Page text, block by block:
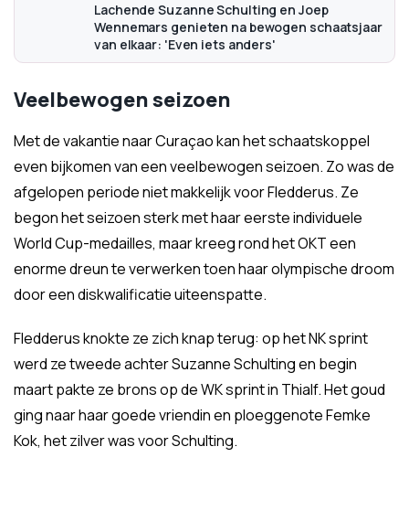
Lachende Suzanne Schulting en Joep
Wennemars genieten na bewogen schaatsjaar
van elkaar: 'Even iets anders'
Veelbewogen seizoen
Met de vakantie naar Curaçao kan het schaatskoppel
even bijkomen van een veelbewogen seizoen. Zo was de
afgelopen periode niet makkelijk voor Fledderus. Ze
begon het seizoen sterk met haar eerste individuele
World Cup-medailles, maar kreeg rond het OKT een
enorme dreun te verwerken toen haar olympische droom
door een diskwalificatie uiteenspatte.
Fledderus knokte ze zich knap terug: op het NK sprint
werd ze tweede achter Suzanne Schulting en begin
maart pakte ze brons op de WK sprint in Thialf. Het goud
ging naar haar goede vriendin en ploeggenote Femke
Kok, het zilver was voor Schulting.